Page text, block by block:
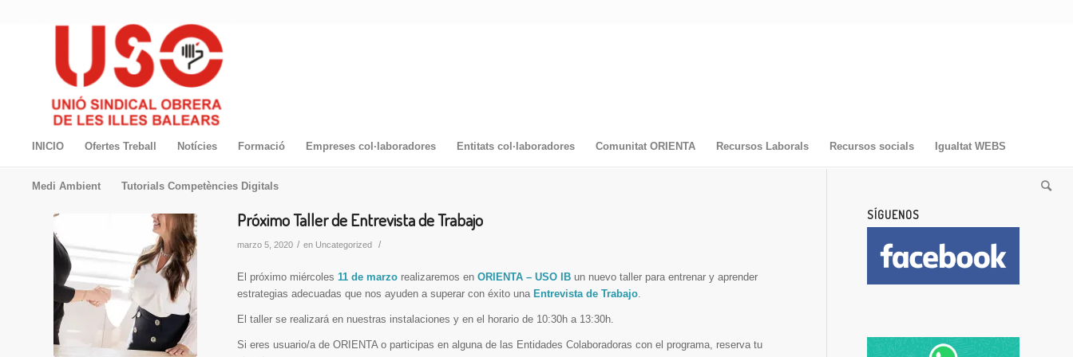
INICIO Ofertes Treball Notícies Formació Empreses col·laboradores Entitats col·laboradores Comunitat ORIENTA Recursos Laborals Recursos socials Igualtat WEBS
Medi Ambient Tutorials Competències Digitals
Próximo Taller de Entrevista de Trabajo
marzo 5, 2020 / en Uncategorized /
El próximo miércoles 11 de marzo realizaremos en ORIENTA – USO IB un nuevo taller para entrenar y aprender
estrategias adecuadas que nos ayuden a superar con éxito una Entrevista de Trabajo.
El taller se realizará en nuestras instalaciones y en el horario de 10:30h a 13:30h.
Si eres usuario/a de ORIENTA o participas en alguna de las Entidades Colaboradoras con el programa, reserva tu
SÍGUENOS